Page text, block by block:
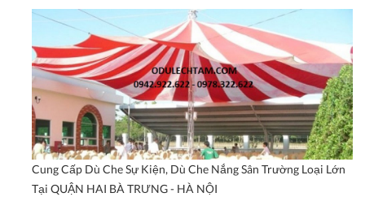
Cung Cấp Dù Che Sự Kiện, Dù Che Nắng Sân Trường Loại Lớn
Tại QUẬN HAI BÀ TRƯNG - HÀ NỘI